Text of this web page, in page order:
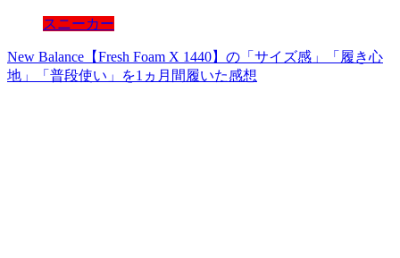
スニーカー
New Balance【Fresh Foam X 1440】の「サイズ感」「履き心
地」「普段使い」を1ヵ月間履いた感想